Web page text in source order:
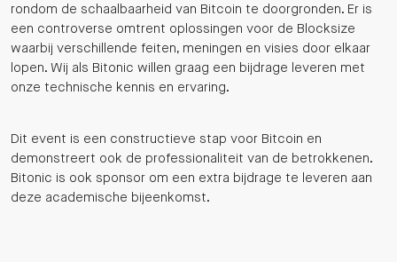
rondom de schaalbaarheid van Bitcoin te doorgronden. Er is
een controverse omtrent oplossingen voor de Blocksize
waarbij verschillende feiten, meningen en visies door elkaar
lopen. Wij als Bitonic willen graag een bijdrage leveren met
onze technische kennis en ervaring.
Dit event is een constructieve stap voor Bitcoin en
demonstreert ook de professionaliteit van de betrokkenen.
Bitonic is ook sponsor om een extra bijdrage te leveren aan
deze academische bijeenkomst.